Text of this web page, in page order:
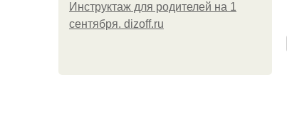
Инструктаж для родителей на 1
сентября. dizoff.ru